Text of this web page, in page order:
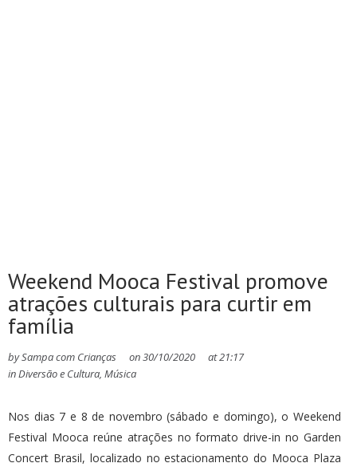
Weekend Mooca Festival promove
atrações culturais para curtir em
família
bySampa com Crianças on30/10/2020 at21:17
inDiversão e Cultura, Música
Nos dias 7 e 8 de novembro (sábado e domingo), o Weekend
Festival Mooca reúne atrações no formato drive-in no Garden
Concert Brasil, localizado no estacionamento do Mooca Plaza